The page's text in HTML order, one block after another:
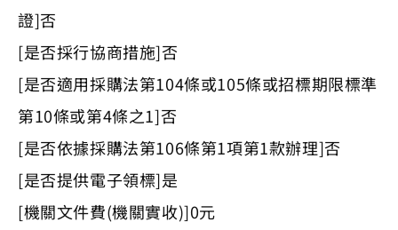
證]否
[是否採行協商措施]否
[是否適用採購法第104條或105條或招標期限標準
第10條或第4條之1]否
[是否依據採購法第106條第1項第1款辦理]否
[是否提供電子領標]是
[機關文件費(機關實收)]0元